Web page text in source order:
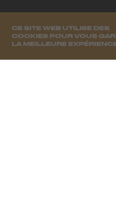
CE SITE WEB UTILISE DES
COOKIES POUR VOUS
LA MEILLEURE